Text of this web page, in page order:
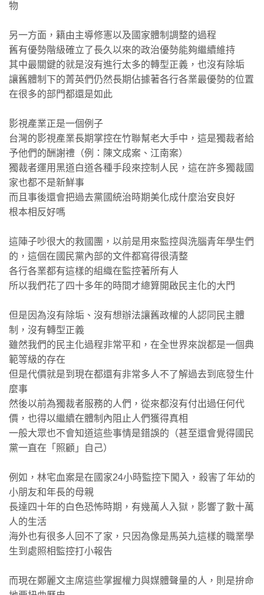
物
另一方面，籍由主導修憲以及國家體制調整的過程
舊有優勢階級確立了長久以來的政治優勢能夠繼續維持
其中最關鍵的就是沒有進行太多的轉型正義，也沒有除垢
讓舊體制下的菁英們仍然長期佔據著各行各業最優勢的位置
在很多的部門都還是如此
影視產業正是一個例子
台灣的影視產業長期掌控在竹聯幫老大手中，這是獨裁者給
予他們的酬謝禮（例：陳文成案、江南案）
獨裁者運用黑道白道各種手段來控制人民，這在許多獨裁國
家也都不是新鮮事
而且事後還會把過去黨國統治時期美化成什麼治安良好
根本相反好嗎
這陣子吵很大的救國團，以前是用來監控與洗腦青年學生們
的，這個在國民黨內部的文件都寫得很清整
各行各業都有這樣的組織在監控著所有人
所以我們花了四十多年的時間才總算開啟民主化的大門
但是因為沒有除垢、沒有想辦法讓舊政權的人認同民主體
制，沒有轉型正義
雖然我們的民主化過程非常平和，在全世界來說都是一個典
範等級的存在
但是代價就是到現在都還有非常多人不了解過去到底發生什
麼事
然後以前為獨裁者服務的人們，從來都沒有付出過任何代
價，也得以繼續在體制內阻止人們獲得真相
一般大眾也不會知道這些事情是錯誤的（甚至還會覺得國民
黨一直在「照顧」自己）
例如，林宅血案是在國家24小時監控下闖入，殺害了年幼的
小朋友和年長的母親
長達四十年的白色恐怖時期，有幾萬人入獄，影響了數十萬
人的生活
海外也有很多人回不了家，只因為像是馬英九這樣的職業學
生到處照相監控打小報告
而現在鄭麗文主席這些掌握權力與媒體聲量的人，則是拚命